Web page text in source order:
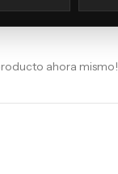
ahora mismo!